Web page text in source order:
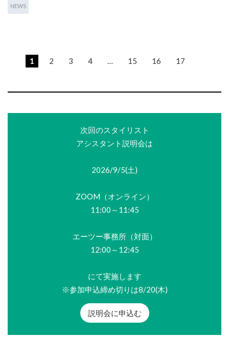
NEWS
1 2 3 4 … 15 16 17
次回のスタイリスト
アシスタント説明会は
2026/9/5(土)
ZOOM（オンライン）
11:00～11:45
エーツー事務所（対面）
12:00～12:45
にて実施します
※参加申込締め切りは8/20(木)
説明会に申込む